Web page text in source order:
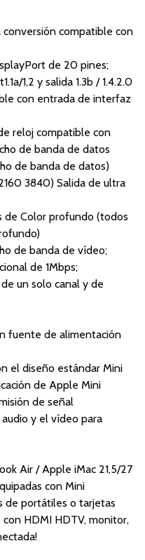
compatible con
de 20 pines;
1,2 y salida 1.3b / 1.4.2.0
con entrada de interfaz
reloj compatible con
de banda de datos
de banda de datos)
3840) Salida de ultra
de Color profundo (todos
de banda de vídeo;
de 1Mbps;
un solo canal y de
fuente de alimentación
el diseño estándar Mini
de Apple Mini
de señal
y el vídeo para
Air / Apple iMac 21,5/27
con Mini
de portátiles o tarjetas
HDMI HDTV, monitor,